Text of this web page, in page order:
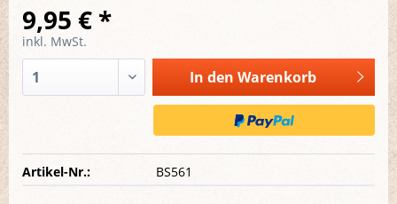
9,95 € *
inkl. MwSt.
In den Warenkorb
Artikel-Nr.: BS561